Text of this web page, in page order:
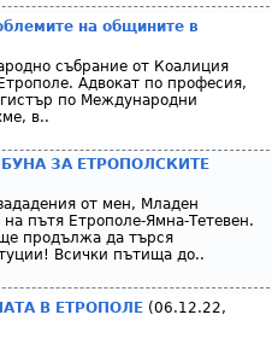
на общините в
събрание от Коалиция
Адвокат по професия,
по Международни
в..
ЗА ЕТРОПОЛСКИТЕ
от мен, Младен
пътя Етрополе-Ямна-Тетевен.
продължа да търся
Всички пътища до..
В ЕТРОПОЛЕ(06.12.22,